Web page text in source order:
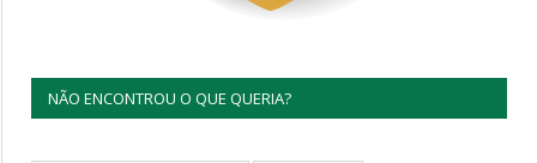
NÃO ENCONTROU O QUE QUERIA?